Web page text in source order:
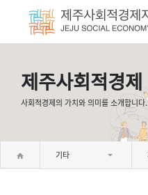
제주사회적경제
사회적경제의 가치와 의미를 소개합니다.
기타